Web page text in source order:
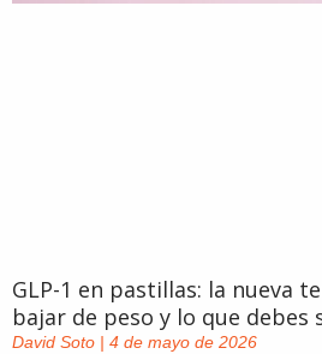
GLP-1 en pastillas: la nueva
bajar de peso y lo que debes
David Soto 4 de mayo de 2026